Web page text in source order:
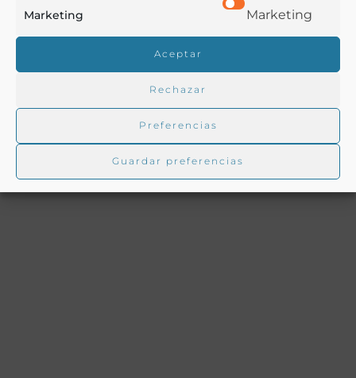
Marketing Marketing
Aceptar
Rechazar
Preferencias
Guardar preferencias
Ver todas las recetas con origen:
Toda España